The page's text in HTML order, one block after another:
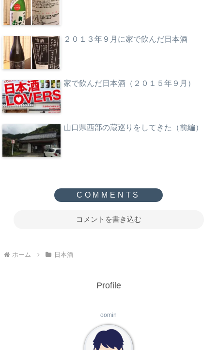
２０１３年９月に家で飲んだ日本酒
家で飲んだ日本酒（２０１５年９月）
山口県西部の蔵巡りをしてきた（前編）
コメントを書き込む
ホーム 日本酒
Profile
oomin